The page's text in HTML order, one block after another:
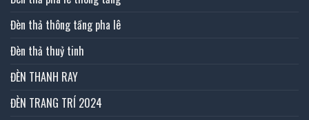
Đèn thả thông tầng pha lê
Đèn thả thuỷ tinh
ĐÈN THANH RAY
ĐÈN TRANG TRÍ 2024